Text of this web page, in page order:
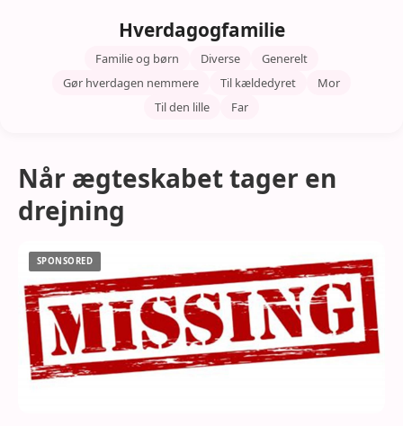
Hverdagogfamilie
Familie og børn Diverse
Generelt
Gør hverdagen nemmere
Til kældedyret
Mor
Til den lille
Far
Når ægteskabet tager en
drejning